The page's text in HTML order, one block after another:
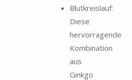
Blutkreislauf:
Diese
hervorragende
Kombination
aus
Ginkgo